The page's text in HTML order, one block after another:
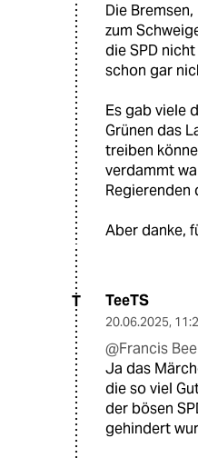
Die
zum
die SPD
schon gar
Es gab viele
Grünen das
treiben
verdammt
Regierenden
Aber danke,
T TeeTS
20.06.2025,
@Francis
Ja das
die so viel
der bösen
gehindert